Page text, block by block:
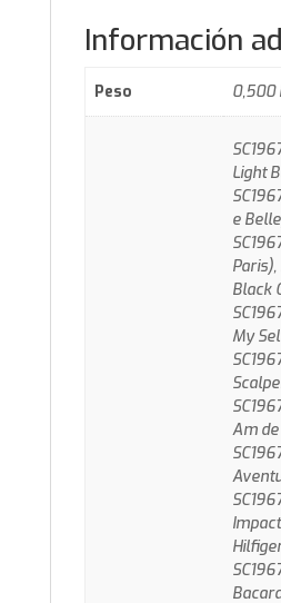
Información
Peso 0,500
Light
e
Paris),
Black
My
Am